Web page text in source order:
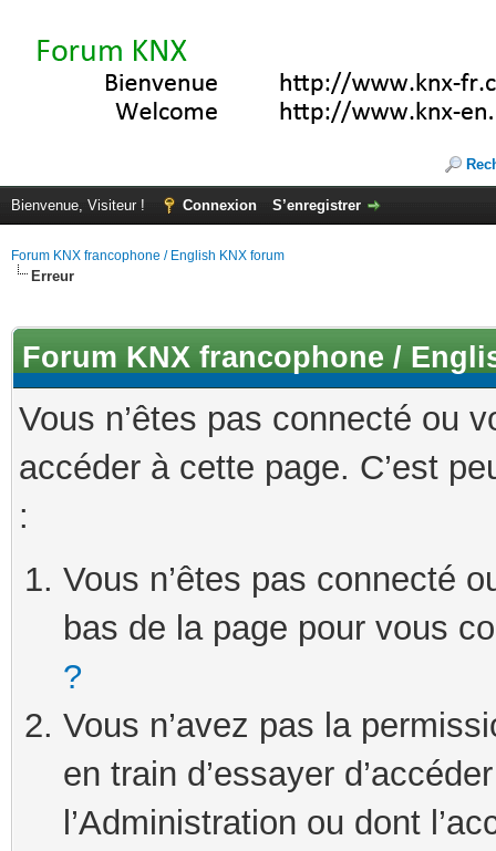
Bienvenue, Visiteur ! Connexion S’enregistrer
Forum KNX francophone / English KNX forum
Erreur
Forum KNX francophone /
Vous n’êtes pas connecté ou
accéder à cette page. C’est
:
Vous n’êtes pas connecté
bas de la page pour vous
?
Vous n’avez pas la
en train d’essayer
l’Administration ou dont